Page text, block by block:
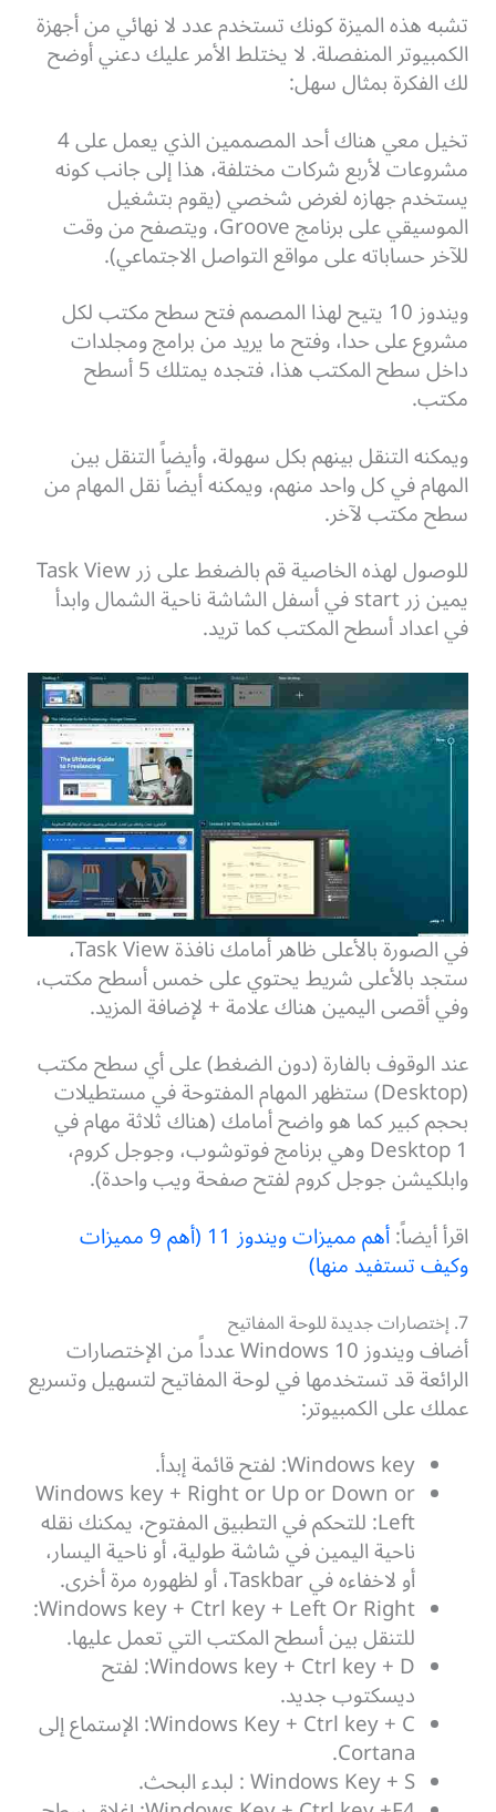
تشبه هذه الميزة كونك تستخدم عدد لا نهائي من أجهزة
الكمبيوتر المنفصلة. لا يختلط الأمر عليك دعني أوضح
لك الفكرة بمثال سهل:
تخيل معي هناك أحد المصممين الذي يعمل على 4
مشروعات لأربع شركات مختلفة، هذا إلى جانب كونه
يستخدم جهازه لغرض شخصي (يقوم بتشغيل
الموسيقي على برنامج Groove، ويتصفح من وقت
للآخر حساباته على مواقع التواصل الاجتماعي).
ويندوز 10 يتيح لهذا المصمم فتح سطح مكتب لكل
مشروع على حدا، وفتح ما يريد من برامج ومجلدات
داخل سطح المكتب هذا، فتجده يمتلك 5 أسطح
مكتب.
ويمكنه التنقل بينهم بكل سهولة، وأيضاً التنقل بين
المهام في كل واحد منهم، ويمكنه أيضاً نقل المهام من
سطح مكتب لآخر.
للوصول لهذه الخاصية قم بالضغط على زر Task View
يمين زر start في أسفل الشاشة ناحية الشمال وابدأ
في اعداد أسطح المكتب كما تريد.
في الصورة بالأعلى ظاهر أمامك نافذة Task View،
ستجد بالأعلى شريط يحتوي على خمس أسطح مكتب،
وفي أقصى اليمين هناك علامة + لإضافة المزيد.
عند الوقوف بالفارة (دون الضغط) على أي سطح مكتب
(Desktop) ستظهر المهام المفتوحة في مستطيلات
بحجم كبير كما هو واضح أمامك (هناك ثلاثة مهام في
Desktop 1 وهي برنامج فوتوشوب، وجوجل كروم،
وابلكيشن جوجل كروم لفتح صفحة ويب واحدة).
اقرأ أيضاً:
أهم مميزات ويندوز 11 (أهم 9 مميزات
وكيف تستفيد منها)
7. إختصارات جديدة للوحة المفاتيح
أضاف ويندوز 10 Windows عدداً من الإختصارات
الرائعة قد تستخدمها في لوحة المفاتيح لتسهيل وتسريع
عملك على الكمبيوتر:
Windows key: لفتح قائمة إبدأ.
Windows key + Right or Up or Down or
Left: للتحكم في التطبيق المفتوح، يمكنك نقله
ناحية اليمين في شاشة طولية، أو ناحية اليسار،
أو لاخفاءه في Taskbar، أو لظهوره مرة أخرى.
Windows key + Ctrl key + Left Or Right:
للتنقل بين أسطح المكتب التي تعمل عليها.
Windows key + Ctrl key + D: لفتح
ديسكتوب جديد.
Windows Key + Ctrl key + C: الإستماع إلى
Cortana.
Windows Key + S : لبدء البحث.